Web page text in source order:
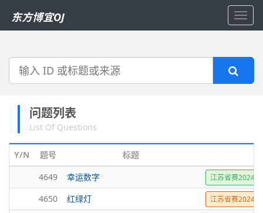
东方博宜OJ
搜
问题列表
List Of Questions
Y/N 题号
标题
4649
幸运数字 江苏省赛2024
4650 红绿灯 江苏省赛2024